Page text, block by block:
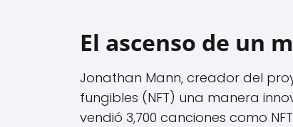
El ascenso de un
Jonathan Mann, creador del
fungibles (NFT) una manera
vendió 3,700 canciones como